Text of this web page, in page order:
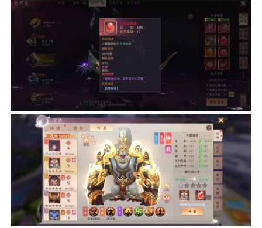
提示 想要更快入门社区，请阅读【新手宝典】
花农场 藏宝阁 夺宝岛 刮部落
新手宝典
社区入门必看指南
0.1折手游
多款游戏任君畅玩
大千世界
开播时间留意通知
游戏推荐
一起体验精彩世界